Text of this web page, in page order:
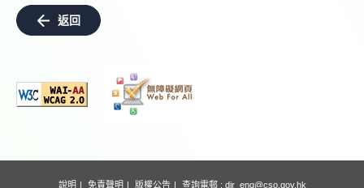
返回
說明 免責聲明 版權公告 查詢電郵 : dir_enq@cso.gov.hk